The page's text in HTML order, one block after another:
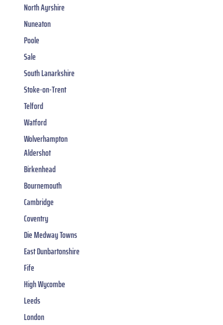
North Ayrshire
Nuneaton
Poole
Sale
South Lanarkshire
Stoke-on-Trent
Telford
Watford
Wolverhampton
Aldershot
Birkenhead
Bournemouth
Cambridge
Coventry
Die Medway Towns
East Dunbartonshire
Fife
High Wycombe
Leeds
London